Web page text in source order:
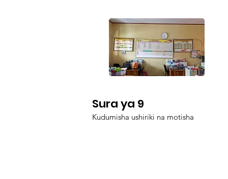
Sura ya 9
Kudumisha ushiriki na motisha